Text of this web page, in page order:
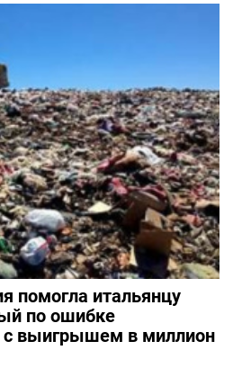
помогла итальянцу
по ошибке
с выигрышем в миллион